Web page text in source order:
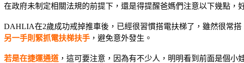
在政府未制定相關法規的前提下，還是得提醒爸媽們注意以下幾點，
DAHLIA在2歲成功戒掉推車後，已經很習慣搭電扶梯了，雖然很常搭
另一手則緊抓電扶梯扶手 ，避免意外發生。
若是在捷運通道 ，這可要注意，因為有不少人，明明看到前面是個